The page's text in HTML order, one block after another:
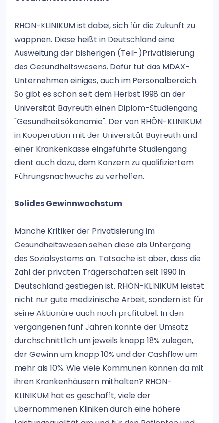
RHÖN-KLINIKUM ist dabei, sich für die Zukunft zu
wappnen. Diese heißt in Deutschland eine
Ausweitung der bisherigen (Teil-)Privatisierung
des Gesundheitswesens. Dafür tut das MDAX-
Unternehmen einiges, auch im Personalbereich.
So gibt es schon seit dem Herbst 1998 an der
Universität Bayreuth einen Diplom-Studiengang
"Gesundheitsökonomie". Der von RHÖN-KLINIKUM
in Kooperation mit der Universität Bayreuth und
einer Krankenkasse eingeführte Studiengang
dient auch dazu, dem Konzern zu qualifiziertem
Führungsnachwuchs zu verhelfen.
Solides Gewinnwachstum
Manche Kritiker der Privatisierung im
Gesundheitswesen sehen diese als Untergang
des Sozialsystems an. Tatsache ist aber, dass die
Zahl der privaten Trägerschaften seit 1990 in
Deutschland gestiegen ist. RHÖN-KLINIKUM leistet
nicht nur gute medizinische Arbeit, sondern ist für
seine Aktionäre auch noch profitabel. In den
vergangenen fünf Jahren konnte der Umsatz
durchschnittlich um jeweils knapp 18% zulegen,
der Gewinn um knapp 10% und der Cashflow um
mehr als 10%. Wie viele Kommunen können da mit
ihren Krankenhäusern mithalten? RHÖN-
KLINIKUM hat es geschafft, viele der
übernommenen Kliniken durch eine höhere